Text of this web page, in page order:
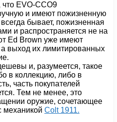
EVO-CCO9
и имеют пожизненную
бывает, пожизненная
и распространяется не на
Ed Brown уже имеют
выход их лимитированных
и, разумеется, такое
в коллекцию, либо в
часть покупателей
Тем не менее, это
оружие, сочетающее
механикой Colt 1911.